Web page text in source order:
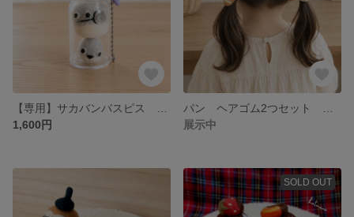
1,600円
展示中
SOLD OUT